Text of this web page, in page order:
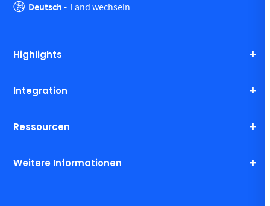
Deutsch - Land wechseln
Highlights
Integration
Ressourcen
Weitere Informationen